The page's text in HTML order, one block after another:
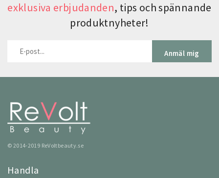
exklusiva erbjudanden, tips och spännande
produktnyheter!
Anmäl mig
© 2014-2019 ReVoltbeauty.se
Handla